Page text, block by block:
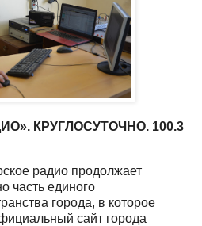
КРУГЛОСУТОЧНО. 100.3
радио продолжает
часть единого
города, в которое
сайт города